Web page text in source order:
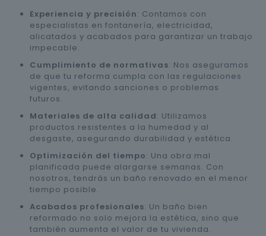
Experiencia y precisión: Contamos con
especialistas en fontanería, electricidad,
alicatados y acabados para garantizar un trabajo
impecable.
Cumplimiento de normativas: Nos aseguramos
de que tu reforma cumpla con las regulaciones
vigentes, evitando sanciones o problemas
futuros.
Materiales de alta calidad: Utilizamos
productos resistentes a la humedad y al
desgaste, asegurando durabilidad y estética.
Optimización del tiempo: Una obra mal
planificada puede alargarse semanas. Con
nosotros, tendrás un baño renovado en el menor
tiempo posible.
Acabados profesionales: Un baño bien
reformado no solo mejora la estética, sino que
también aumenta el valor de tu vivienda.